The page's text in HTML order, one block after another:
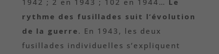
rythme des fusillades suit l’évolution
de la guerre. En 1943, les deux
fusillades individuelles s’expliquent